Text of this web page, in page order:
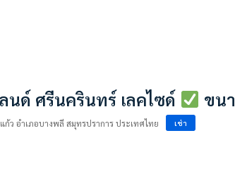
นด์ ศรีนครินทร์ เลคไซด์ ขน
ว อำเภอบางพลี สมุทรปราการ ประเทศไทย เช่า